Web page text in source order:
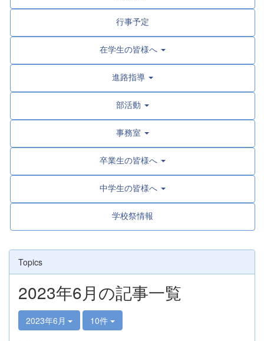
行事予定
在学生の皆様へ
進路指導
部活動
事務室
卒業生の皆様へ
中学生の皆様へ
学校祭情報
Topics
2023年6月の記事一覧
2023年6月 10件